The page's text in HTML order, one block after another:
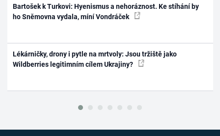
Bartošek k Turkovi: Hyenismus a nehoráznost. Ke stíhání by
ho Sněmovna vydala, míní Vondráček
Lékárničky, drony i pytle na mrtvoly: Jsou tržiště jako
Wildberries legitimním cílem Ukrajiny?